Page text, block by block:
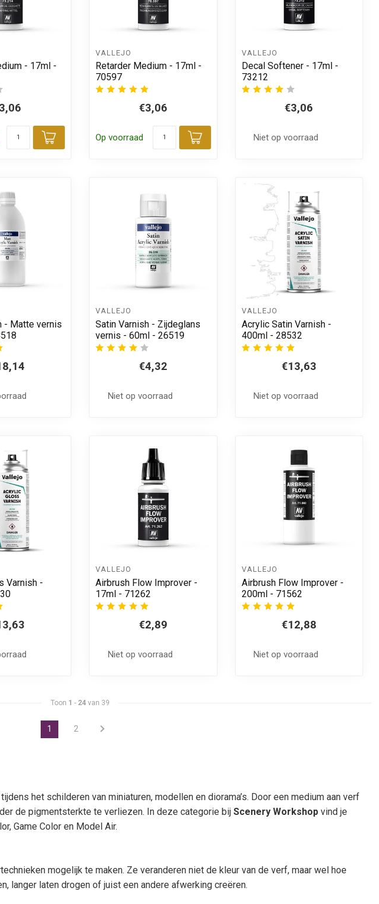
- 17ml -
Toevoegen aan winkelwagen
VALLEJO
Retarder Medium - 17ml -
70597
€3,06
Op voorraad
Toevoegen aan winkelwagen
VALLEJO
Decal Softener - 17ml -
73212
€3,06
Niet op voorraad
- Matte vernis
VALLEJO
Satin Varnish - Zijdeglans
vernis - 60ml - 26519
€4,32
Niet op voorraad
VALLEJO
Acrylic Satin Varnish -
400ml - 28532
€13,63
Niet op voorraad
Varnish -
VALLEJO
Airbrush Flow Improver -
17ml - 71262
€2,89
Niet op voorraad
VALLEJO
Airbrush Flow Improver -
200ml - 71562
€12,88
Niet op voorraad
Toon 1 - 24 van 39
1 2
het schilderen van miniaturen, modellen en diorama’s. Door een medium aan verf
de pigmentsterkte te verliezen. In deze categorie bij Scenery Workshop vind je
Game Color en Model Air.
mogelijk te maken. Ze veranderen niet de kleur van de verf, maar wel hoe
langer laten drogen of juist een andere afwerking creëren.